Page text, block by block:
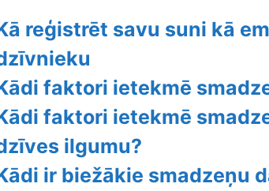
reģistrēt savu suni kā
faktori ietekmē
faktori ietekmē
ilgumu?
ir biežākie smadzeņu